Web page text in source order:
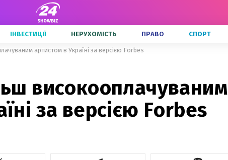
ІНВЕСТИЦІЇ НЕРУХОМІСТЬ ПРАВО СПОРТ
артистом в Україні за версією Forbes
високооплачуваним
за версією Forbes